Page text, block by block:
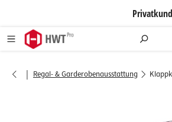
| Regal- & Garderobenausstattung